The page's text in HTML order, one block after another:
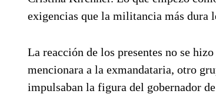
exigencias que la militancia más dura
La reacción de los presentes no se
mencionara a la exmandataria, otro
impulsaban la figura del gobernador